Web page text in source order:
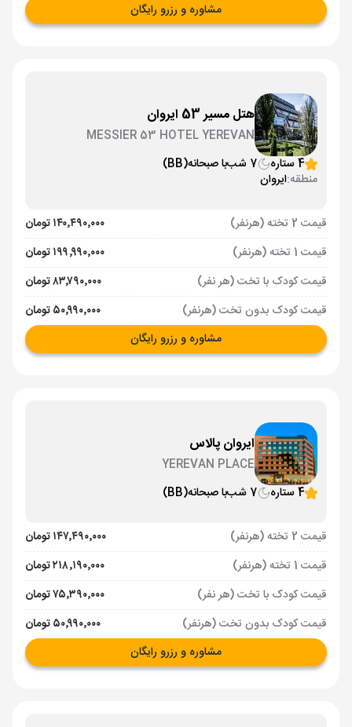
مشاوره و رزرو رایگان
هتل مسیر 53 ایروان
MESSIER 53 HOTEL YEREVAN
4 ستاره
7 شب با صبحانه(BB)
منطقه:ایروان
قیمت 2 تخته (هرنفر)
۱۴۰٬۴۹۰٬۰۰۰ تومان
قیمت 1 تخته (هرنفر)
۱۹۹٬۹۹۰٬۰۰۰ تومان
قیمت کودک با تخت (هر نفر)
۸۳٬۷۹۰٬۰۰۰ تومان
قیمت کودک بدون تخت (هرنفر)
۵۰٬۹۹۰٬۰۰۰ تومان
مشاوره و رزرو رایگان
ایروان پالاس
YEREVAN PLACE
4 ستاره
7 شب با صبحانه(BB)
قیمت 2 تخته (هرنفر)
۱۴۷٬۴۹۰٬۰۰۰ تومان
قیمت 1 تخته (هرنفر)
۲۱۸٬۱۹۰٬۰۰۰ تومان
قیمت کودک با تخت (هر نفر)
۷۵٬۳۹۰٬۰۰۰ تومان
قیمت کودک بدون تخت (هرنفر)
۵۰٬۹۹۰٬۰۰۰ تومان
مشاوره و رزرو رایگان